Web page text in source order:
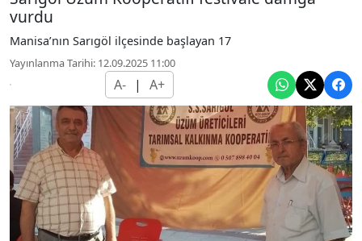
vurdu
Manisa’nın Sarıgöl ilçesinde başlayan 17
Yayınlanma Tarihi: 12.09.2025 11:00
A- | A+